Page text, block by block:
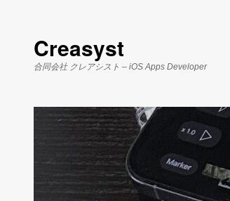
Creasyst
合同会社 クレアシスト – iOS Apps Developer